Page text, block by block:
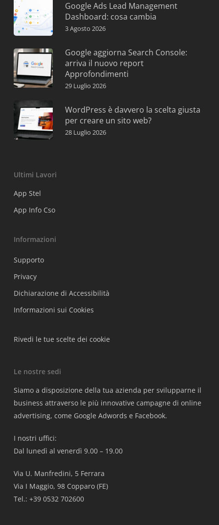
Google Ads Lead Management
Dashboard: cosa cambia
3 Agosto 2026
Google aggiorna Search Console:
arriva il nuovo report
Approfondimenti
29 Luglio 2026
WordPress è davvero la scelta giusta
per creare un sito web?
28 Luglio 2026
Ultimi Lavori
App Stel
App Info Cso
Informazioni
Supporto
Privacy
Dichiarazione di Accessibilità
Informazioni sui Cookies
Rivedi le tue scelte dei cookie
Le nostre sedi
Siamo a disposizione della tua azienda per svilupparne il
business attraverso le più innovative campagne di online
advertising, come Google Adwords e Facebook.
I nostri uffici:
Dal lunedì al venerdì 9.00 – 19.00
Via U. Manfredini, 5 Ferrara
Via I Maggio, 98 Copparo (FE)
Tel.: +39 0532 702600